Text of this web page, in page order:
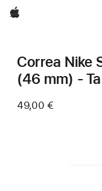
Apple
Correa Nike
(46 mm) -
49,00 €